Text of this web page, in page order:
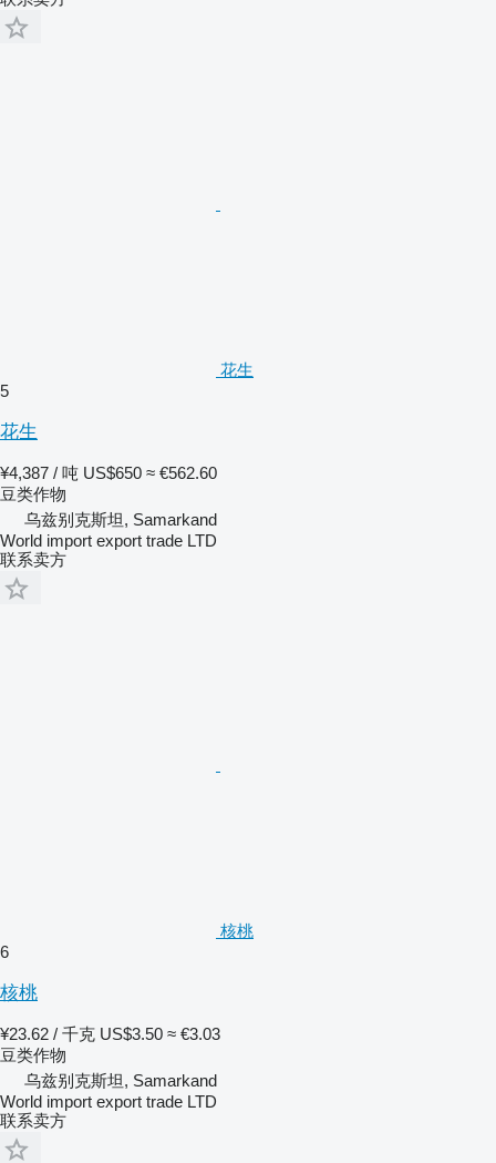
花生
5
花生
¥4,387 / 吨 US$650 ≈ €562.60
豆类作物
乌兹别克斯坦, Samarkand
World import export trade LTD
联系卖方
核桃
6
核桃
¥23.62 / 千克 US$3.50 ≈ €3.03
豆类作物
乌兹别克斯坦, Samarkand
World import export trade LTD
联系卖方